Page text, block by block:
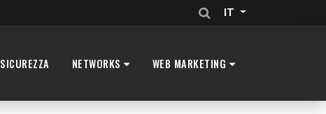
IT
SICUREZZA NETWORKS WEB MARKETING